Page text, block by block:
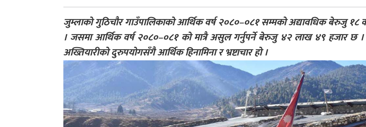
जुम्लाको गुठिचौर गाउँपालिकाको आर्थिक वर्ष २०८०–०८१ सम्मको अद्यावधिक बेरुजु
। जसमा आर्थिक वर्ष २०८०–०८१ को मात्रै असुल गर्नुपर्ने बेरुजु ४२ लाख ४९ हजार छ
अख्तियारीको दुरुपयोगसँगै आर्थिक हिनामिना र भ्रष्टाचार हो ।